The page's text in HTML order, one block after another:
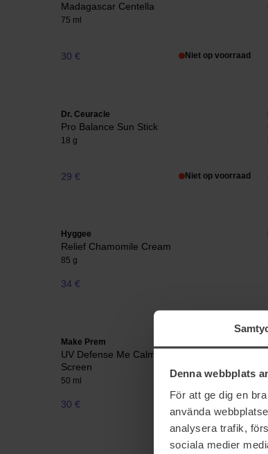
Denna webbplats
För att ge dig en
använda
analysera trafik,
sociala medier
Madagascar Centella
75 ml
30 € Niet op voorraad
Dr. Ceuracle
Pro Balance Sun Stick
18 g
29 € Niet op voorraad
Hyggee
Relief Chamomile Cream
85 g
34 €
Make Prem
UV Defense Me Calming Tone Up Sun
Screen
50 ml
30 € Niet op voorraad